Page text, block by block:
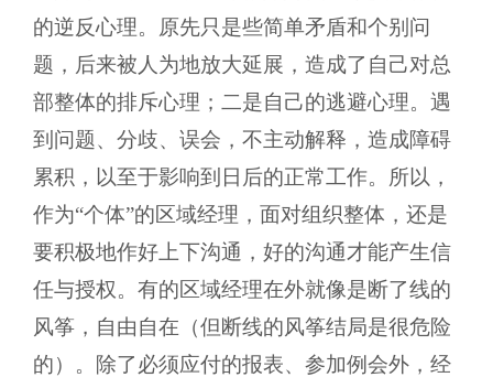
的逆反心理。原先只是些简单矛盾和个别问
题，后来被人为地放大延展，造成了自己对总
部整体的排斥心理；二是自己的逃避心理。遇
到问题、分歧、误会，不主动解释，造成障碍
累积，以至于影响到日后的正常工作。所以，
作为“个体”的区域经理，面对组织整体，还是
要积极地作好上下沟通，好的沟通才能产生信
任与授权。有的区域经理在外就像是断了线的
风筝，自由自在（但断线的风筝结局是很危险
的）。除了必须应付的报表、参加例会外，经